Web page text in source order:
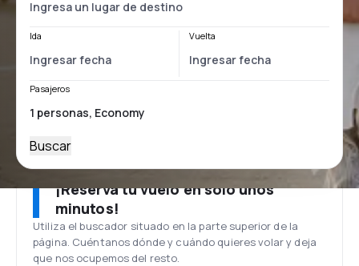
Ida Vuelta
Pasajeros
Buscar
¡Reserva tu vuelo en solo unos
minutos!
Utiliza el buscador situado en la parte superior de la
página. Cuéntanos dónde y cuándo quieres volar y deja
que nos ocupemos del resto.